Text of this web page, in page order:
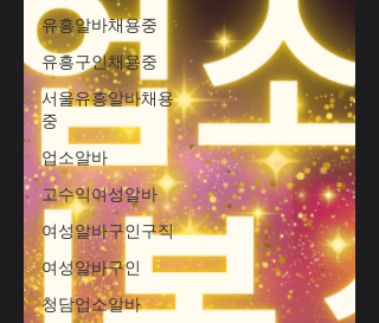
유흥알바채용중
유흥구인채용중
서울유흥알바채용
중
업소알바
고수익여성알바
여성알바구인구직
여성알바구인
청담업소알바